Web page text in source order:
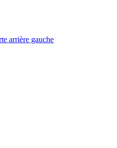
arrière gauche